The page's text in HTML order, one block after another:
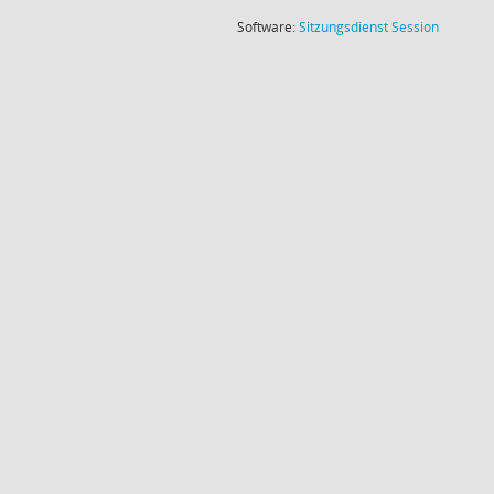
Software:SitzungsdienstSession(Wird in